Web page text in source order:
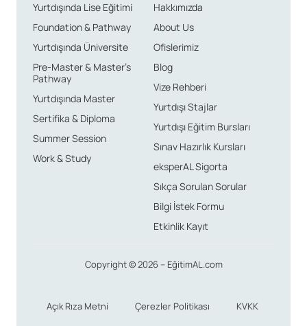
Yurtdışında Lise Eğitimi
Foundation & Pathway
Yurtdışında Üniversite
Pre-Master & Master’s
Pathway
Yurtdışında Master
Sertifika & Diploma
Summer Session
Work & Study
Hakkımızda
About Us
Ofislerimiz
Blog
Vize Rehberi
Yurtdışı Stajlar
Yurtdışı Eğitim Bursları
Sınav Hazırlık Kursları
eksperAL Sigorta
Sıkça Sorulan Sorular
Bilgi İstek Formu
Etkinlik Kayıt
Copyright © 2026 – EğitimAL.com
Açık Rıza Metni Çerezler Politikası KVKK